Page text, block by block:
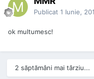
Publicat 1 Iunie,
ok multumesc!
2 săptămâni mai târziu...